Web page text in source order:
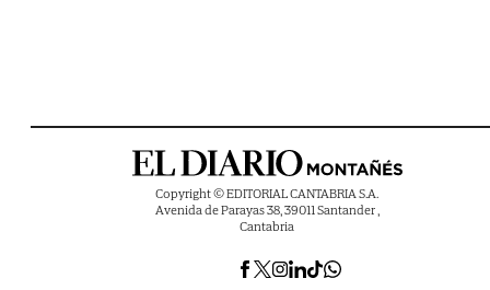
Copyright © EDITORIAL CANTABRIA S.A.
Avenida de Parayas 38, 39011 Santander ,
Cantabria